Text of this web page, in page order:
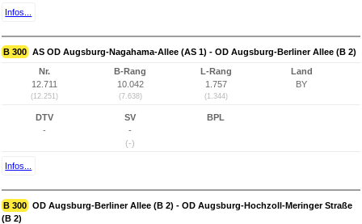
Infos...
B 300 AS OD Augsburg-Nagahama-Allee (AS 1) - OD Augsburg-Berliner Allee (B 2)
Nr.
12.711
(12.251)
B-Rang
10.042
(7.638)
L-Rang
1.757
(1.344)
Land
BY
DTV
-
SV
-
(-)
BPL
Infos...
B 300 OD Augsburg-Berliner Allee (B 2) - OD Augsburg-Hochzoll-Meringer Straße
(B 2)